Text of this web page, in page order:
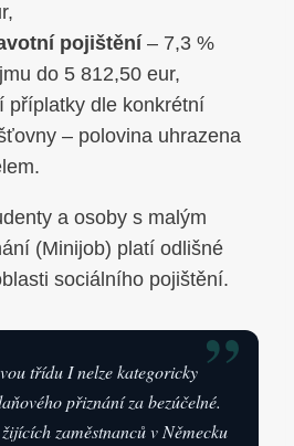
pojištění – 7,3 %
do 5 812,50 eur,
příplatky dle konkrétní
– polovina uhrazena
a osoby s malým
(Minijob) platí odlišné
sociálního pojištění.
”
třídu I nelze kategoricky
přiznání za bezúčelné.
zaměstnanců v Německu